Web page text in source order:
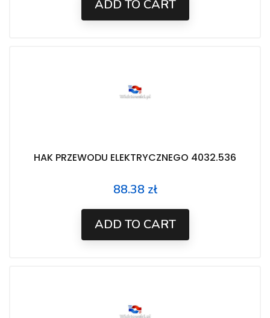
ADD TO CART
HAK PRZEWODU ELEKTRYCZNEGO 4032.536
Price
88.38 zł
ADD TO CART